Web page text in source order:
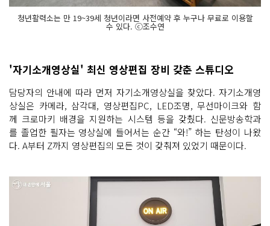
청년활력소는 만 19~39세 청년이라면 사전예약 후 누구나 무료로 이용할
수 있다. ⓒ조수연
'자기소개영상실' 최신 영상편집 장비 갖춘 스튜디오
담당자의 안내에 따라 먼저 자기소개영상실을 찾았다. 자기소개영
상실은 카메라, 삼각대, 영상편집PC, LED조명, 무선마이크와 함
께 크로마키 배경을 지원하는 시스템 등을 갖췄다. 신문방송학과
를 졸업한 필자는 영상실에 들어서는 순간 “와!” 하는 탄성이 나왔
다. A부터 Z까지 영상편집의 모든 것이 갖춰져 있었기 때문이다.